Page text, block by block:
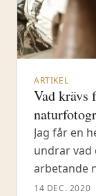
ARTIKEL
Vad krävs
Jag får en
undrar vad
arbetande
livnära sig
14 DEC. 2020